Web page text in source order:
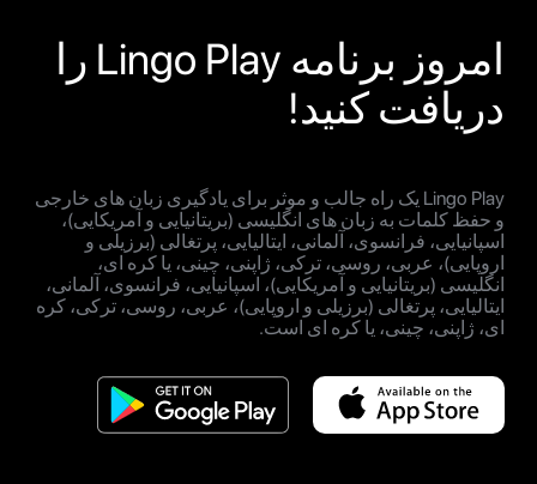
امروز برنامه Lingo Play را
دریافت کنید!
Lingo Play یک راه جالب و موثر برای یادگیری زبان های خارجی
و حفظ کلمات به زبان های انگلیسی (بریتانیایی و آمریکایی)،
اسپانیایی، فرانسوی، آلمانی، ایتالیایی، پرتغالی (برزیلی و
اروپایی)، عربی، روسی، ترکی، ژاپنی، چینی، یا کره ای،
انگلیسی (بریتانیایی و آمریکایی)، اسپانیایی، فرانسوی، آلمانی،
ایتالیایی، پرتغالی (برزیلی و اروپایی)، عربی، روسی، ترکی، کره
ای، ژاپنی، چینی، یا کره ای است.